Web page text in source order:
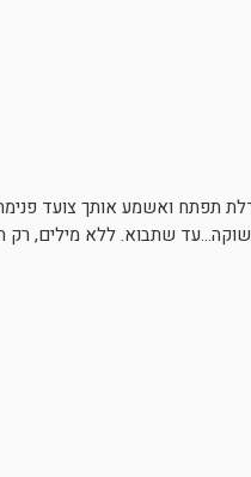
תפתח ואשמע אותך צועד
שתבוא. ללא מילים, רק